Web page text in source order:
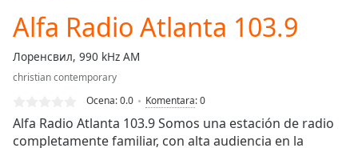
Duration
0.00%
Stream
live,
currently
Alfa Radio Atlanta 103.9
Лоренсвил, 990 kHz AM
christian contemporary
Ocena:0.0 Komentara:0
Alfa Radio Atlanta 103.9 Somos una estación de radio
completamente familiar, con alta audiencia en la